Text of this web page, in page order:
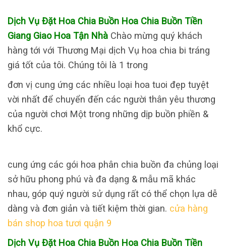
Dịch Vụ Đặt Hoa Chia Buồn Hoa Chia Buồn Tiền
Giang Giao Hoa Tận Nhà Chào mừng quý khách
hàng tới với Thương Mại dịch Vụ hoa chia bi tráng
giá tốt của tôi. Chúng tôi là 1 trong
đơn vị cung ứng các nhiều loại hoa tuoi đẹp tuyệt
vời nhất để chuyển đến các người thân yêu thương
của người chơi Một trong những dịp buồn phiền &
khổ cực.
cung ứng các gói hoa phân chia buồn đa chủng loại
sở hữu phong phú và đa dạng & mẫu mã khác
nhau, góp quý người sử dụng rất có thể chọn lựa dễ
dàng và đơn giản và tiết kiệm thời gian. cửa hàng
bán shop hoa tươi quận 9
Dịch Vụ Đặt Hoa Chia Buồn Hoa Chia Buồn Tiền